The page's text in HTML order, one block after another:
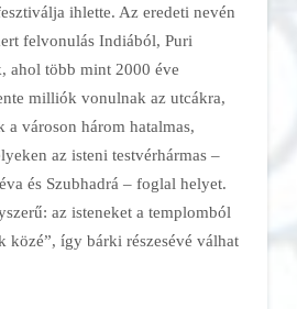
ihlette. Az eredeti nevén
felvonulás Indiából, Puri
ahol több mint 2000 éve
milliók vonulnak az utcákra,
a városon három hatalmas,
az isteni testvérhármas –
és Szubhadrá – foglal helyet.
az isteneket a templomból
közé”, így bárki részesévé válhat